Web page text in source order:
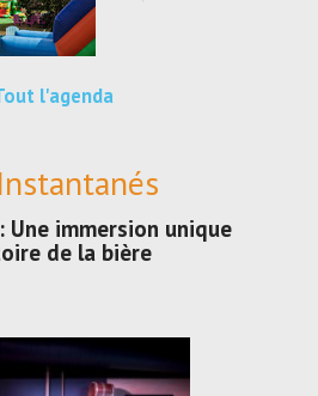
l'agenda
immersion unique
de la bière